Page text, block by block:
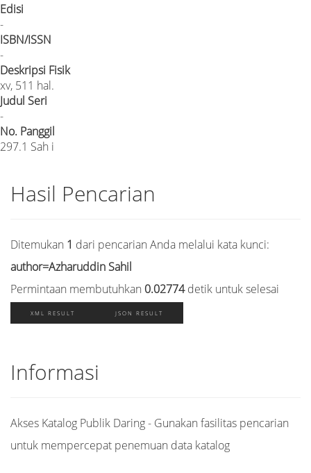
Edisi
-
ISBN/ISSN
-
Deskripsi Fisik
xv, 511 hal.
Judul Seri
-
No. Panggil
297.1 Sah i
Hasil Pencarian
Ditemukan 1 dari pencarian Anda melalui kata kunci:
author=Azharuddin Sahil
Permintaan membutuhkan 0.02774detik untuk selesai
XML RESULT JSON RESULT
Informasi
Akses Katalog Publik Daring - Gunakan fasilitas pencarian
untuk mempercepat penemuan data katalog